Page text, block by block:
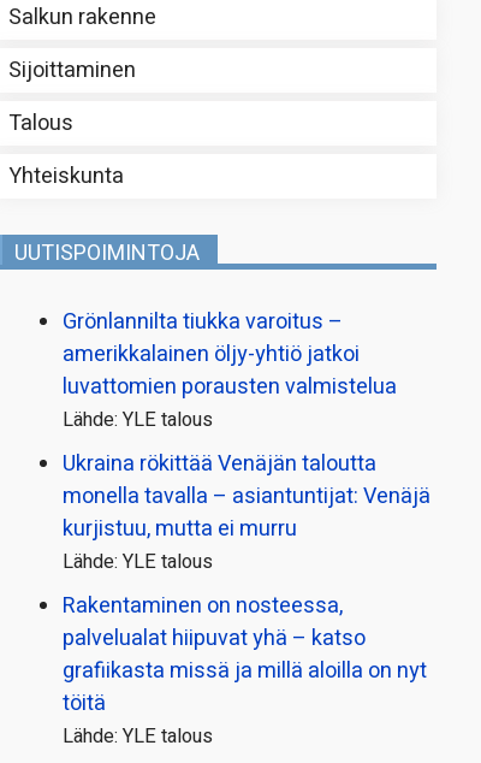
Salkun rakenne
Sijoittaminen
Talous
Yhteiskunta
UUTISPOIMINTOJA
Grönlannilta tiukka varoitus –
amerikkalainen öljy-yhtiö jatkoi
luvattomien porausten valmistelua
Lähde: YLE talous
Ukraina rökittää Venäjän taloutta
monella tavalla – asiantuntijat: Venäjä
kurjistuu, mutta ei murru
Lähde: YLE talous
Rakentaminen on nosteessa,
palvelualat hiipuvat yhä – katso
grafiikasta missä ja millä aloilla on nyt
töitä
Lähde: YLE talous